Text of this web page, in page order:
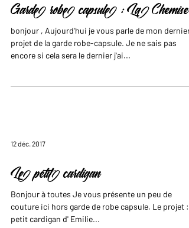
Garde robe capsule : La Chemise
bonjour , Aujourd'hui je vous parle de mon dernier
projet de la garde robe-capsule. Je ne sais pas
encore si cela sera le dernier j'ai...
12 déc. 2017
Le petit cardigan
Bonjour à toutes Je vous présente un peu de
couture ici hors garde de robe capsule. Le projet :
petit cardigan d' Emilie...